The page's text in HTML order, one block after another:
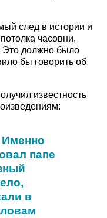
след в истории и
часовни,
Это должно было
бы говорить об
известность
Именно
папе
в